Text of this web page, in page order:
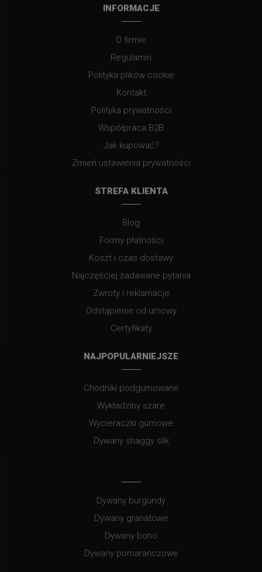
INFORMACJE
O firmie
Regulamin
Polityka plików cookie
Kontakt
Polityka prywatności
Współpraca B2B
Jak kupować?
Zmień ustawienia prywatności
STREFA KLIENTA
Blog
Formy płatności
Koszt i czas dostawy
Najczęściej zadawane pytania
Zwroty i reklamacje
Odstąpienie od umowy
Certyfikaty
NAJPOPULARNIEJSZE
Chodniki podgumowane
Wykładziny szare
Wycieraczki gumowe
Dywany shaggy silk
Dywany burgundy
Dywany granatowe
Dywany boho
Dywany pomarańczowe